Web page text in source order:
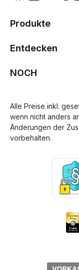
Produkte
Entdecken
NOCH
Alle Preise inkl.
wenn nicht anders
Änderungen der
vorbehalten.